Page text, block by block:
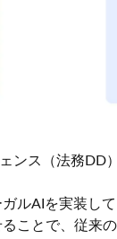
ンス（法務DD
ルAIを実装し
ことで、従来